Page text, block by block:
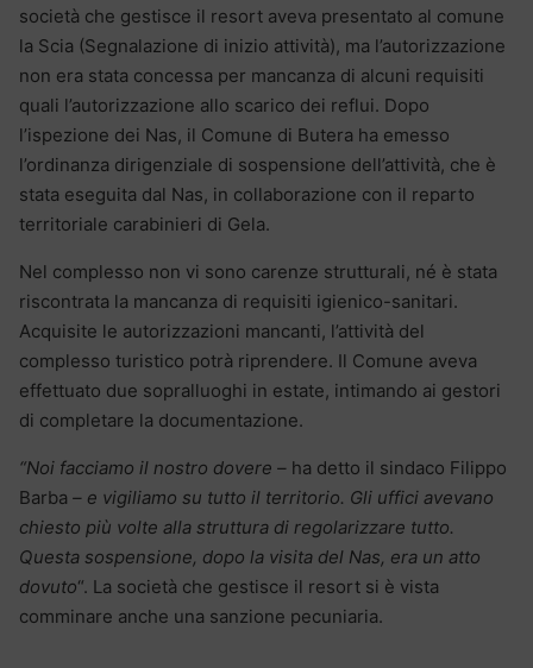
società che gestisce il resort aveva presentato al comune
la Scia (Segnalazione di inizio attività), ma l’autorizzazione
non era stata concessa per mancanza di alcuni requisiti
quali l’autorizzazione allo scarico dei reflui. Dopo
l’ispezione dei Nas, il Comune di Butera ha emesso
l’ordinanza dirigenziale di sospensione dell’attività, che è
stata eseguita dal Nas, in collaborazione con il reparto
territoriale carabinieri di Gela.
Nel complesso non vi sono carenze strutturali, né è stata
riscontrata la mancanza di requisiti igienico-sanitari.
Acquisite le autorizzazioni mancanti, l’attività del
complesso turistico potrà riprendere. Il Comune aveva
effettuato due sopralluoghi in estate, intimando ai gestori
di completare la documentazione.
“Noi facciamo il nostro dovere – ha detto il sindaco Filippo
Barba – e vigiliamo su tutto il territorio. Gli uffici avevano
chiesto più volte alla struttura di regolarizzare tutto.
Questa sospensione, dopo la visita del Nas, era un atto
dovuto“. La società che gestisce il resort si è vista
comminare anche una sanzione pecuniaria.